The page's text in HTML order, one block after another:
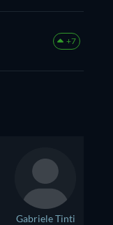
+7
Gabriele Tinti